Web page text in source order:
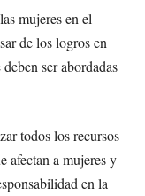
mujeres en el
de los logros en
ser abordadas
todos los recursos
afectan a mujeres y
en la